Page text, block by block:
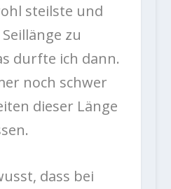
steilste und
zu
durfte ich dann.
noch schwer
dieser Länge
dass bei